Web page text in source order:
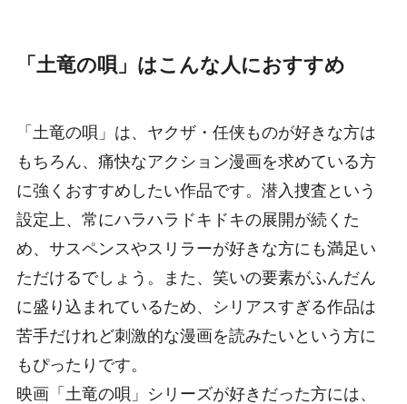
「土竜の唄」はこんな人におすすめ
「土竜の唄」は、ヤクザ・任侠ものが好きな方は
もちろん、痛快なアクション漫画を求めている方
に強くおすすめしたい作品です。潜入捜査という
設定上、常にハラハラドキドキの展開が続くた
め、サスペンスやスリラーが好きな方にも満足い
ただけるでしょう。また、笑いの要素がふんだん
に盛り込まれているため、シリアスすぎる作品は
苦手だけれど刺激的な漫画を読みたいという方に
もぴったりです。
映画「土竜の唄」シリーズが好きだった方には、